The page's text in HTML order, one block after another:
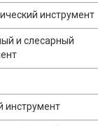
инструмент
и слесарный
инструмент